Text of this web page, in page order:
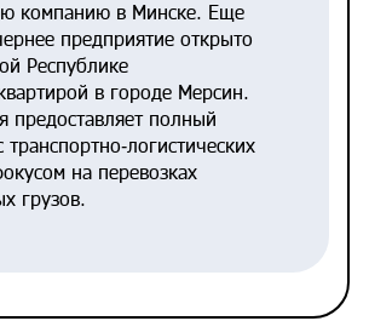
компанию в Минске. Еще
предприятие открыто
Республике
в городе Мерсин.
предоставляет полный
транспортно‑логистических
на перевозках
грузов.